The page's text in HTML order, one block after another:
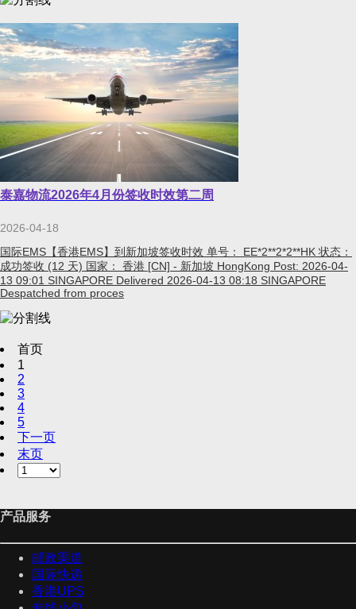
泰嘉物流2026年4月份签收时效第二周
2026-04-18
国际EMS【香港EMS】到新加坡签收时效 单号： EE*2**2*2**HK 状态：
成功签收 (12 天) 国家： 香港 [CN] - 新加坡 HongKong Post: 2026-04-
13 09:01 SINGAPORE Delivered 2026-04-13 08:18 SINGAPORE
Despatched from proces
首页
1
2
3
4
5
下一页
末页
产品服务
邮政渠道
国际快递
香港UPS